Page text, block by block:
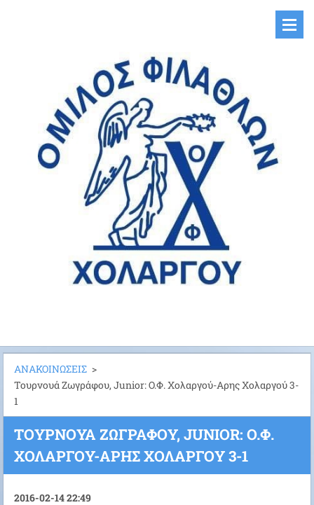
ΑΝΑΚΟΙΝΩΣΕΙΣ >
Τουρνουά Ζωγράφου, Junior: Ο.Φ. Χολαργού-Αρης Χολαργού 3-
1
ΤΟΥΡΝΟΥΆ ΖΩΓΡΆΦΟΥ, JUNIOR: Ο.Φ.
ΧΟΛΑΡΓΟΎ-ΑΡΗΣ ΧΟΛΑΡΓΟΎ 3-1
2016-02-14 22:49